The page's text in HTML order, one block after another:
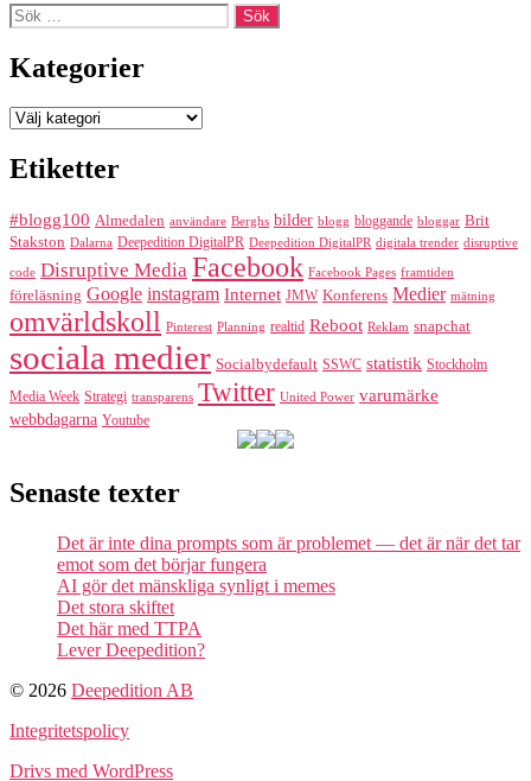
Sök
efter:
Kategorier
Kategorier
Etiketter
#blogg100 Almedalen användare Berghs bilder blogg bloggande bloggar Brit
Stakston Dalarna Deepedition DigitalPR Deepedition DigitalPR digitala trender disruptive
code Disruptive Media Facebook Facebook Pages framtiden
föreläsning Google instagram Internet JMW Konferens Medier mätning
omvärldskoll Pinterest Planning realtid Reboot Reklam snapchat
sociala medier Socialbydefault SSWC statistik Stockholm
Media Week Strategi transparens Twitter United Power varumärke
webbdagarna Youtube
Senaste texter
Det är inte dina prompts som är problemet — det är när det tar
emot som det börjar fungera
AI gör det mänskliga synligt i memes
Det stora skiftet
Det här med TTPA
Lever Deepedition?
© 2026 Deepedition AB
Integritetspolicy
Drivs med WordPress